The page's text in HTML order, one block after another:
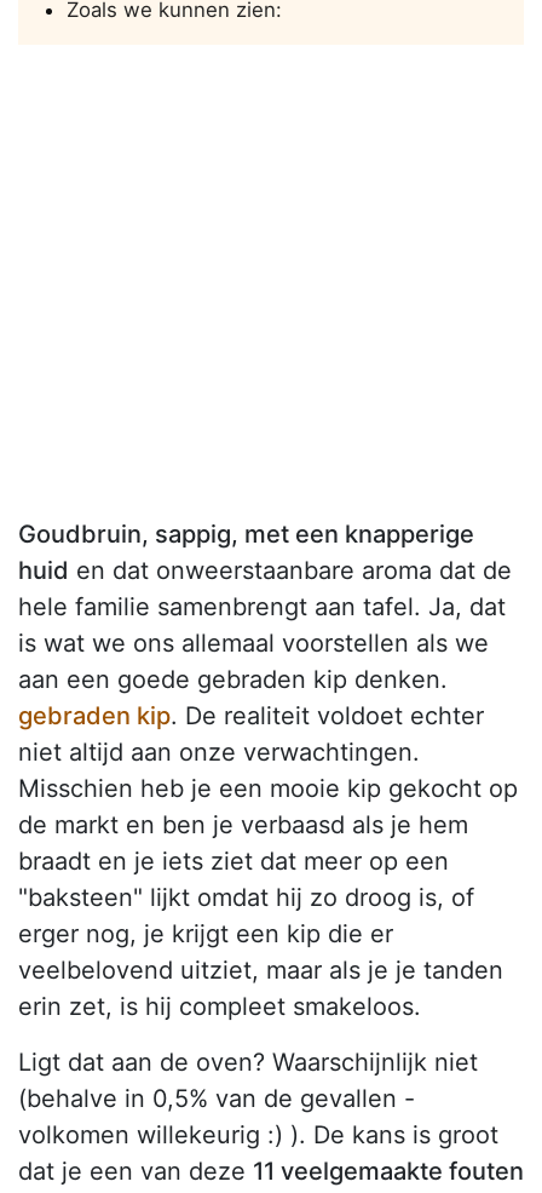
Zoals we kunnen zien:
Goudbruin, sappig, met een knapperige
huid en dat onweerstaanbare aroma dat de
hele familie samenbrengt aan tafel. Ja, dat
is wat we ons allemaal voorstellen als we
aan een goede gebraden kip denken.
gebraden kip. De realiteit voldoet echter
niet altijd aan onze verwachtingen.
Misschien heb je een mooie kip gekocht op
de markt en ben je verbaasd als je hem
braadt en je iets ziet dat meer op een
"baksteen" lijkt omdat hij zo droog is, of
erger nog, je krijgt een kip die er
veelbelovend uitziet, maar als je je tanden
erin zet, is hij compleet smakeloos.
Ligt dat aan de oven? Waarschijnlijk niet
(behalve in 0,5% van de gevallen -
volkomen willekeurig :) ). De kans is groot
dat je een van deze 11 veelgemaakte fouten